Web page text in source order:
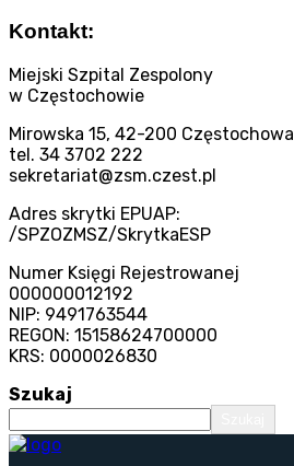
Kontakt:
Miejski Szpital Zespolony
w Częstochowie
Mirowska 15, 42-200 Częstochowa
tel. 34 3702 222
sekretariat@zsm.czest.pl
Adres skrytki EPUAP:
/SPZOZMSZ/SkrytkaESP
Numer Księgi Rejestrowanej
000000012192
NIP: 9491763544
REGON: 15158624700000
KRS: 0000026830
Szukaj